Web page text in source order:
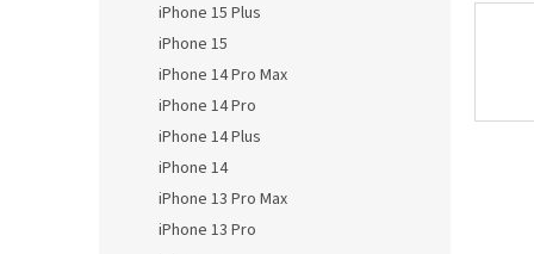
iPhone 15 Plus
iPhone 15
iPhone 14 Pro Max
iPhone 14 Pro
iPhone 14 Plus
iPhone 14
iPhone 13 Pro Max
iPhone 13 Pro